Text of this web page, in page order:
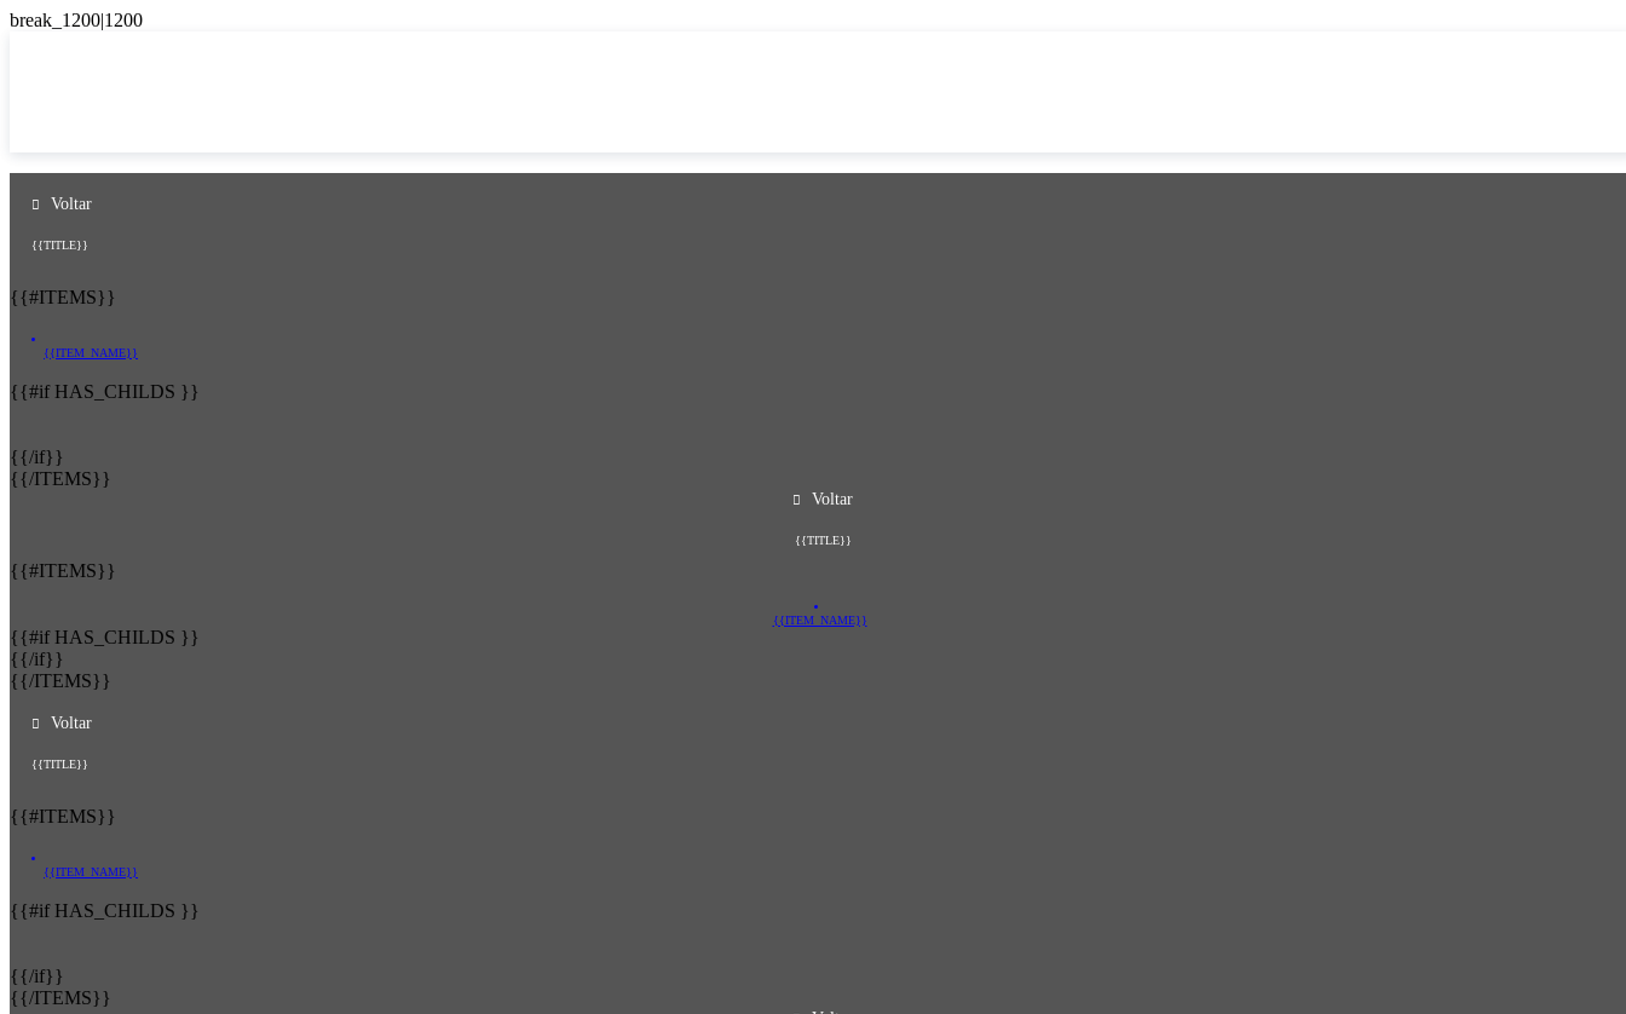
Voltar
{{TITLE}}
{{#ITEMS}}
{{ITEM_NAME}}
{{#if HAS_CHILDS }}
{{/if}}
{{/ITEMS}}
Voltar
{{TITLE}}
{{#ITEMS}}
{{ITEM_NAME}}
{{#if HAS_CHILDS }}
{{/if}}
{{/ITEMS}}
Voltar
{{TITLE}}
{{#ITEMS}}
{{ITEM_NAME}}
{{#if HAS_CHILDS }}
{{/if}}
{{/ITEMS}}